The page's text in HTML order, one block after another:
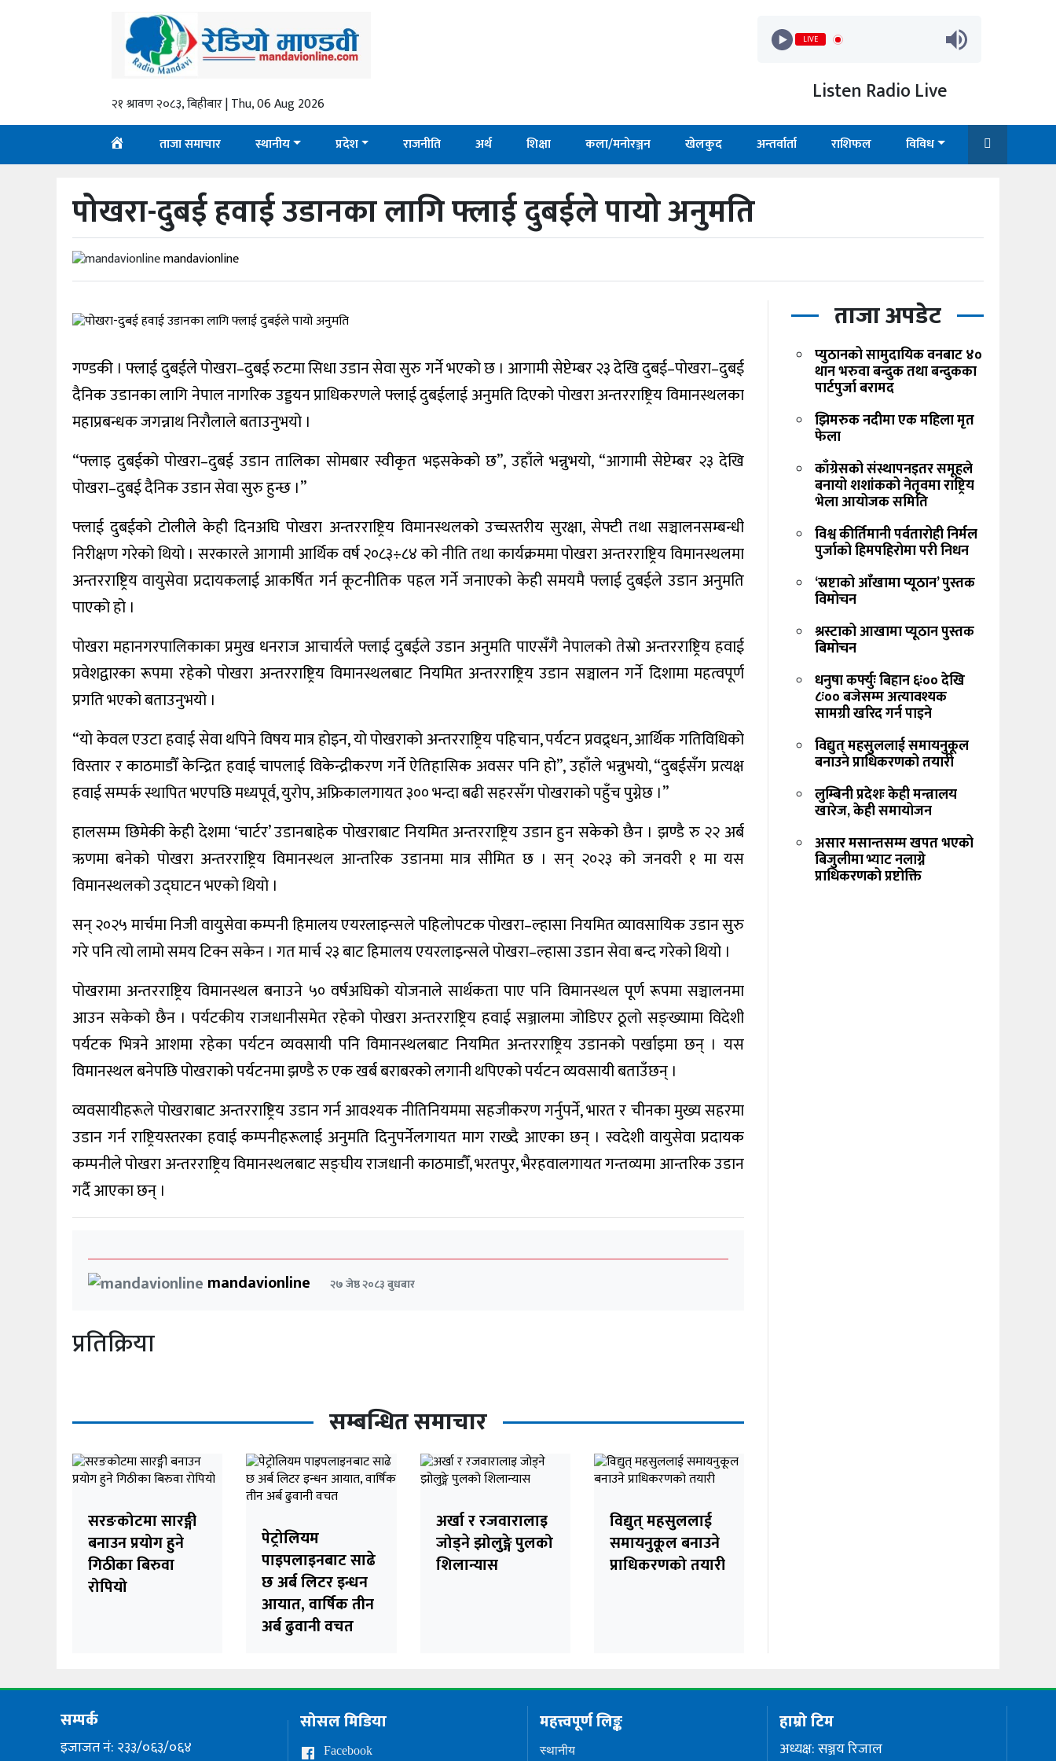
२१ श्रावण २०८३, बिहीबार | Thu, 06 Aug 2026
LIVE
Listen Radio Live
ताजा समाचार स्थानीय प्रदेश राजनीति अर्थ शिक्षा कला/मनोरञ्जन खेलकुद अन्तर्वार्ता राशिफल विविध
पोखरा-दुबई हवाई उडानका लागि फ्लाई दुबईले पायो अनुमति
mandavionline
गण्डकी । फ्लाई दुबईले पोखरा–दुबई रुटमा सिधा उडान सेवा सुरु गर्ने भएको छ । आगामी सेप्टेम्बर २३ देखि दुबई–पोखरा–दुबई
दैनिक उडानका लागि नेपाल नागरिक उड्डयन प्राधिकरणले फ्लाई दुबईलाई अनुमति दिएको पोखरा अन्तरराष्ट्रिय विमानस्थलका
महाप्रबन्धक जगन्नाथ निरौलाले बताउनुभयो ।
“फ्लाइ दुबईको पोखरा–दुबई उडान तालिका सोमबार स्वीकृत भइसकेको छ”, उहाँले भन्नुभयो, “आगामी सेप्टेम्बर २३ देखि
पोखरा–दुबई दैनिक उडान सेवा सुरु हुन्छ ।”
फ्लाई दुबईको टोलीले केही दिनअघि पोखरा अन्तरराष्ट्रिय विमानस्थलको उच्चस्तरीय सुरक्षा, सेफ्टी तथा सञ्चालनसम्बन्धी
निरीक्षण गरेको थियो । सरकारले आगामी आर्थिक वर्ष २०८३÷८४ को नीति तथा कार्यक्रममा पोखरा अन्तरराष्ट्रिय विमानस्थलमा
अन्तरराष्ट्रिय वायुसेवा प्रदायकलाई आकर्षित गर्न कूटनीतिक पहल गर्ने जनाएको केही समयमै फ्लाई दुबईले उडान अनुमति
पाएको हो ।
पोखरा महानगरपालिकाका प्रमुख धनराज आचार्यले फ्लाई दुबईले उडान अनुमति पाएसँगै नेपालको तेस्रो अन्तरराष्ट्रिय हवाई
प्रवेशद्वारका रूपमा रहेको पोखरा अन्तरराष्ट्रिय विमानस्थलबाट नियमित अन्तरराष्ट्रिय उडान सञ्चालन गर्ने दिशामा महत्वपूर्ण
प्रगति भएको बताउनुभयो ।
“यो केवल एउटा हवाई सेवा थपिने विषय मात्र होइन, यो पोखराको अन्तरराष्ट्रिय पहिचान, पर्यटन प्रवद्र्धन, आर्थिक गतिविधिको
विस्तार र काठमाडौँ केन्द्रित हवाई चापलाई विकेन्द्रीकरण गर्ने ऐतिहासिक अवसर पनि हो”, उहाँले भन्नुभयो, “दुबईसँग प्रत्यक्ष
हवाई सम्पर्क स्थापित भएपछि मध्यपूर्व, युरोप, अफ्रिकालगायत ३०० भन्दा बढी सहरसँग पोखराको पहुँच पुग्नेछ ।”
हालसम्म छिमेकी केही देशमा ‘चार्टर’ उडानबाहेक पोखराबाट नियमित अन्तरराष्ट्रिय उडान हुन सकेको छैन । झण्डै रु २२ अर्ब
ऋणमा बनेको पोखरा अन्तरराष्ट्रिय विमानस्थल आन्तरिक उडानमा मात्र सीमित छ । सन् २०२३ को जनवरी १ मा यस
विमानस्थलको उद्घाटन भएको थियो ।
सन् २०२५ मार्चमा निजी वायुसेवा कम्पनी हिमालय एयरलाइन्सले पहिलोपटक पोखरा–ल्हासा नियमित व्यावसायिक उडान सुरु
गरे पनि त्यो लामो समय टिक्न सकेन । गत मार्च २३ बाट हिमालय एयरलाइन्सले पोखरा–ल्हासा उडान सेवा बन्द गरेको थियो ।
पोखरामा अन्तरराष्ट्रिय विमानस्थल बनाउने ५० वर्षअघिको योजनाले सार्थकता पाए पनि विमानस्थल पूर्ण रूपमा सञ्चालनमा
आउन सकेको छैन । पर्यटकीय राजधानीसमेत रहेको पोखरा अन्तरराष्ट्रिय हवाई सञ्जालमा जोडिएर ठूलो सङ्ख्यामा विदेशी
पर्यटक भित्रने आशमा रहेका पर्यटन व्यवसायी पनि विमानस्थलबाट नियमित अन्तरराष्ट्रिय उडानको पर्खाइमा छन् । यस
विमानस्थल बनेपछि पोखराको पर्यटनमा झण्डै रु एक खर्ब बराबरको लगानी थपिएको पर्यटन व्यवसायी बताउँछन् ।
व्यवसायीहरूले पोखराबाट अन्तरराष्ट्रिय उडान गर्न आवश्यक नीतिनियममा सहजीकरण गर्नुपर्ने, भारत र चीनका मुख्य सहरमा
उडान गर्न राष्ट्रियस्तरका हवाई कम्पनीहरूलाई अनुमति दिनुपर्नेलगायत माग राख्दै आएका छन् । स्वदेशी वायुसेवा प्रदायक
कम्पनीले पोखरा अन्तरराष्ट्रिय विमानस्थलबाट सङ्घीय राजधानी काठमाडौँ, भरतपुर, भैरहवालगायत गन्तव्यमा आन्तरिक उडान
गर्दै आएका छन् ।
mandavionline २७ जेष्ठ २०८३ बुधबार
प्रतिक्रिया
सम्बन्धित समाचार
सरङकोटमा सारङ्गी
बनाउन प्रयोग हुने
गिठीका बिरुवा
रोपियो
पेट्रोलियम
पाइपलाइनबाट साढे
छ अर्ब लिटर इन्धन
आयात, वार्षिक तीन
अर्ब ढुवानी वचत
अर्खा र रजवारालाइ
जोड्ने झोलुङ्गे पुलको
शिलान्यास
विद्युत् महसुललाई
समायनुकूल बनाउने
प्राधिकरणको तयारी
ताजा अपडेट
प्युठानको सामुदायिक वनबाट ४०
थान भरुवा बन्दुक तथा बन्दुकका
पार्टपुर्जा बरामद
झिमरुक नदीमा एक महिला मृत
फेला
काँग्रेसको संस्थापनइतर समूहले
बनायो शशांकको नेतृवमा राष्ट्रिय
भेला आयोजक समिति
विश्व कीर्तिमानी पर्वतारोही निर्मल
पुर्जाको हिमपहिरोमा परी निधन
‘स्रष्टाको आँखामा प्यूठान’ पुस्तक
विमोचन
श्रस्टाको आखामा प्यूठान पुस्तक
बिमोचन
धनुषा कर्फ्युः बिहान ६ः०० देखि
८ः०० बजेसम्म अत्यावश्यक
सामग्री खरिद गर्न पाइने
विद्युत् महसुललाई समायनुकूल
बनाउने प्राधिकरणको तयारी
लुम्बिनी प्रदेशः केही मन्त्रालय
खारेज, केही समायोजन
असार मसान्तसम्म खपत भएको
बिजुलीमा भ्याट नलाग्ने
प्राधिकरणको प्रष्टोक्ति
सम्पर्क
इजाजत नं: २३३/०६३/०६४
सोसल मिडिया
Facebook
महत्त्वपूर्ण लिङ्क
स्थानीय
हाम्रो टिम
अध्यक्ष: सञ्जय रिजाल